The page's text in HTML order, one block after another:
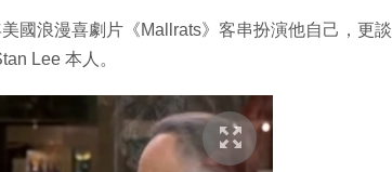
國浪漫喜劇片《Mallrats》客串扮演他自己，更談
Lee 本人。